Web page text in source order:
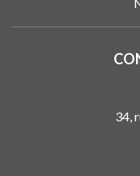
34,